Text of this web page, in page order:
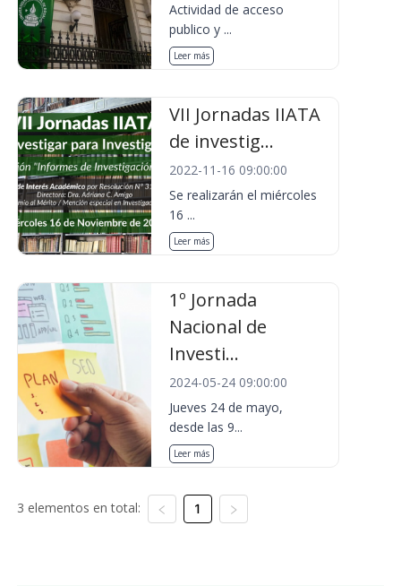
Actividad de acceso
publico y ...
Leer más
VII Jornadas IIATA
de investig...
2022-11-16 09:00:00
Se realizarán el miércoles
16 ...
Leer más
1º Jornada
Nacional de
Investi...
2024-05-24 09:00:00
Jueves 24 de mayo,
desde las 9...
Leer más
3 elementos en total: 1